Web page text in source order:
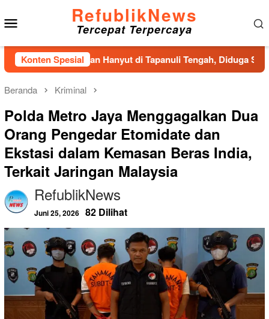
ke
konten
RefublikNews
Tercepat Terpercaya
Konten Spesial
Ditemukan Hanyut di Tapanuli Tengah, Diduga Sempat
Beranda Kriminal
Polda Metro Jaya Menggagalkan Dua
Orang Pengedar Etomidate dan
Ekstasi dalam Kemasan Beras India,
Terkait Jaringan Malaysia
RefublikNews
Juni 25, 2026 82 Dilihat